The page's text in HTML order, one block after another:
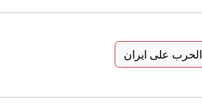
الحرب على ايران